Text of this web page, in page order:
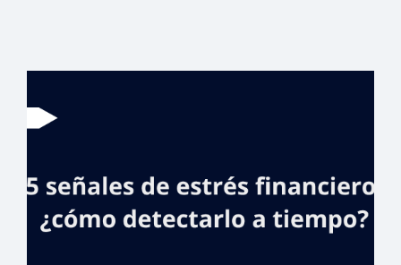
Voluntariado
presenta Educlic,
una plataforma